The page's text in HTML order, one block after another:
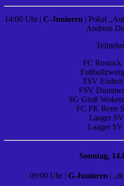
14:00 Uhr | C-Junioren | Pokal
Andreas
FC Rostock
TSV Einheit
FSV
SG Groß
FC FK Rene
Laager
Laager
Sonntag,
09:00 Uhr | G-Junioren|